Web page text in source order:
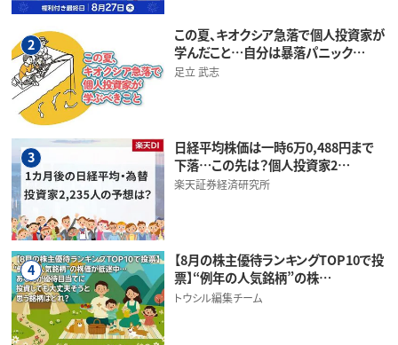
2
この夏、キオクシア急落で個人投資家が
学んだこと…自分は暴落パニック…
足立 武志
3
日経平均株価は一時6万0,488円まで
下落…この先は？個人投資家2…
楽天証券経済研究所
4
【8月の株主優待ランキングTOP10で投
票】“例年の人気銘柄”の株…
トウシル編集チーム